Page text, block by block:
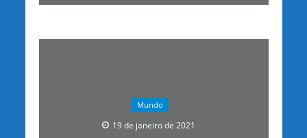
Mundo
19 de janeiro de 2021